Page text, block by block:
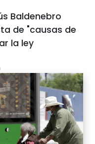
Baldenebro
de "causas de
la ley